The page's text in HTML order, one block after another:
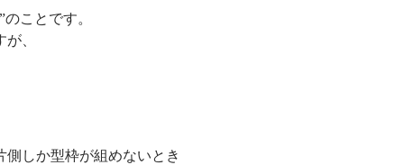
ことです。
、
か型枠が組めないとき